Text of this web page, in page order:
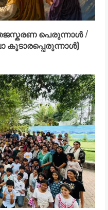
പെരുന്നാൾ /
കൂടാരപ്പെരുന്നാൾ)